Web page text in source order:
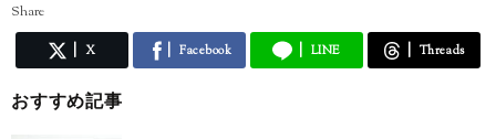
Share
X Facebook LINE Threads
おすすめ記事